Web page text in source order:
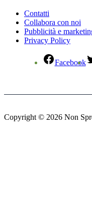
Contatti
Collabora con noi
Pubblicità e
Privacy Policy
Facebook
Copyright © 2026 Non